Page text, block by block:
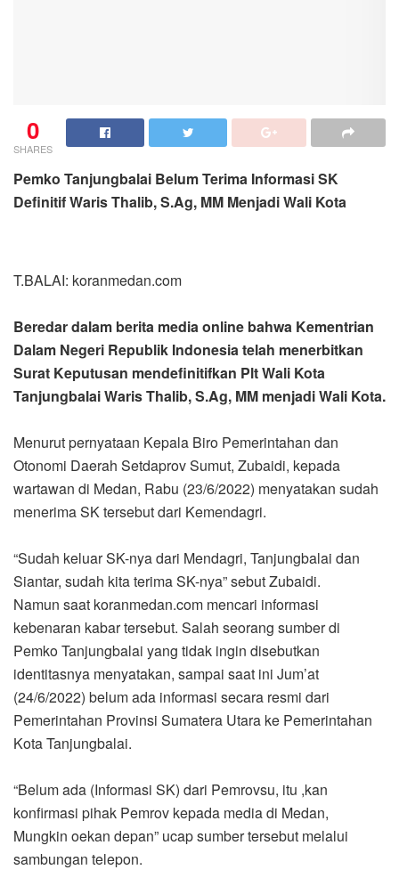
0
SHARES
Pemko Tanjungbalai Belum Terima Informasi SK
Definitif Waris Thalib, S.Ag, MM Menjadi Wali Kota
T.BALAI: koranmedan.com
Beredar dalam berita media online bahwa Kementrian
Dalam Negeri Republik Indonesia telah menerbitkan
Surat Keputusan mendefinitifkan Plt Wali Kota
Tanjungbalai Waris Thalib, S.Ag, MM menjadi Wali Kota.
Menurut pernyataan Kepala Biro Pemerintahan dan
Otonomi Daerah Setdaprov Sumut, Zubaidi, kepada
wartawan di Medan, Rabu (23/6/2022) menyatakan sudah
menerima SK tersebut dari Kemendagri.
“Sudah keluar SK-nya dari Mendagri, Tanjungbalai dan
Siantar, sudah kita terima SK-nya” sebut Zubaidi.
Namun saat koranmedan.com mencari informasi
kebenaran kabar tersebut. Salah seorang sumber di
Pemko Tanjungbalai yang tidak ingin disebutkan
identitasnya menyatakan, sampai saat ini Jum’at
(24/6/2022) belum ada informasi secara resmi dari
Pemerintahan Provinsi Sumatera Utara ke Pemerintahan
Kota Tanjungbalai.
“Belum ada (Informasi SK) dari Pemrovsu, itu ,kan
konfirmasi pihak Pemrov kepada media di Medan,
Mungkin oekan depan” ucap sumber tersebut melalui
sambungan telepon.